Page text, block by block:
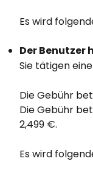
Es wird
Der Benutzer
Sie tätigen
Die Gebühr
Die Gebühr
2,499 €.
Es wird